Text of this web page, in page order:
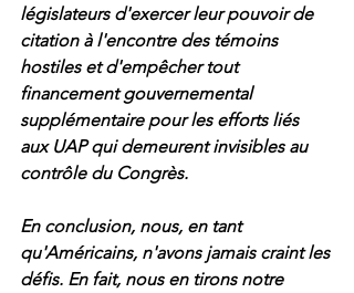
législateurs d'exercer leur pouvoir de
citation à l'encontre des témoins
hostiles et d'empêcher tout
financement gouvernemental
supplémentaire pour les efforts liés
aux UAP qui demeurent invisibles au
contrôle du Congrès.
En conclusion, nous, en tant
qu'Américains, n'avons jamais craint les
défis. En fait, nous en tirons notre